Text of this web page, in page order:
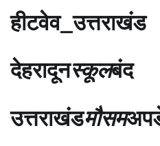
हीटवेव_उत्तराखंड
देहरादूनस्कूलबंद
उत्तराखंडमौसम